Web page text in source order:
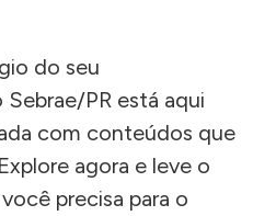
do seu
PR está aqui
com conteúdos que
agora e leve o
precisa para o